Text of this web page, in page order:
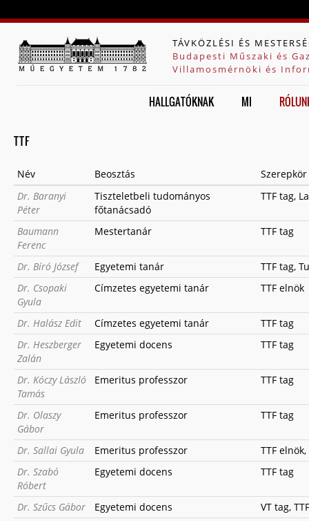
TÁVKÖZLÉSI ÉS
Budapesti Műszaki és
Villamosmérnöki és
HALLGATÓKNAK MI
TTF
Név Beosztás
Szerepkör
Dr. Baranyi
Péter
Tiszteletbeli tudományos
főtanácsadó
TTF tag,
Baumann
Ferenc
Mestertanár TTF tag
Dr. Bíró József Egyetemi tanár
TTF tag,
Dr. Csopaki
Gyula
Címzetes egyetemi tanár TTF elnök
Dr. Halász Edit Címzetes egyetemi tanár
TTF tag
Dr. Heszberger
Zalán
Egyetemi docens TTF tag
Dr. Kóczy László
Tamás
Emeritus professzor TTF tag
Dr. Olaszy
Gábor
Emeritus professzor TTF tag
Dr. Sallai Gyula Emeritus professzor
TTF
Dr. Szabó
Róbert
Egyetemi docens TTF tag
Dr. Szűcs Gábor Egyetemi docens
VT tag,